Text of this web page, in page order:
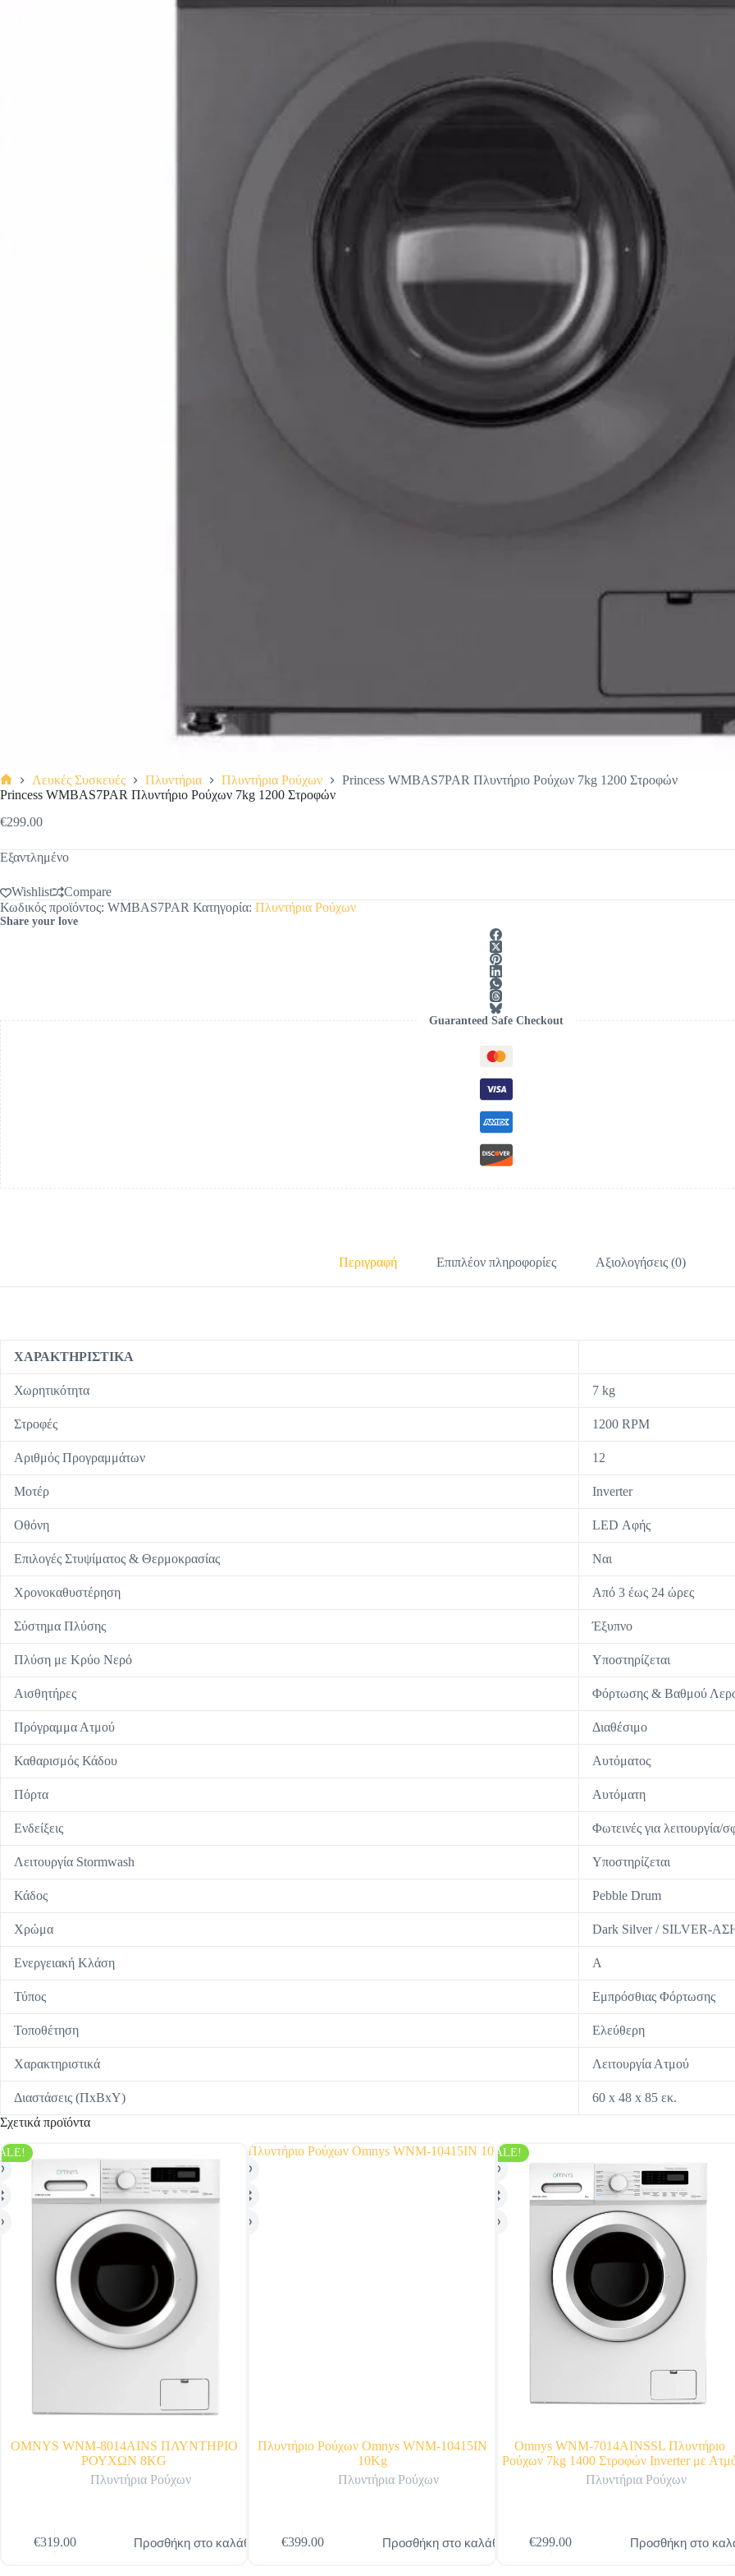
Αρχική
Λευκές Συσκευές Πλυντήρια Πλυντήρια Ρούχων
Princess WMBAS7PAR Πλυντήριο Ρούχων 7kg 1200 Στροφών
Princess WMBAS7PAR Πλυντήριο Ρούχων 7kg 1200 Στροφών
€299.00
Εξαντλημένο
Wishlist
Compare
Κωδικός προϊόντος: WMBAS7PAR Κατηγορία: Πλυντήρια Ρούχων
Share your love
Guaranteed Safe Checkout
Περιγραφή Επιπλέον πληροφορίες Αξιολογήσεις (0)
ΧΑΡΑΚΤΗΡΙΣΤΙΚΑ
Χωρητικότητα 7 kg
Στροφές 1200 RPM
Αριθμός Προγραμμάτων 12
Μοτέρ Inverter
Οθόνη LED Αφής
Επιλογές Στυψίματος & Θερμοκρασίας Ναι
Χρονοκαθυστέρηση Από 3 έως 24 ώρες
Σύστημα Πλύσης Έξυπνο
Πλύση με Κρύο Νερό Υποστηρίζεται
Αισθητήρες Φόρτωσης & Βαθμού
Πρόγραμμα Ατμού Διαθέσιμο
Καθαρισμός Κάδου Αυτόματος
Πόρτα Αυτόματη
Ενδείξεις Φωτεινές για λειτουργία/
Λειτουργία Stormwash Υποστηρίζεται
Κάδος Pebble Drum
Χρώμα Dark Silver / SILVER-
Ενεργειακή Κλάση A
Τύπος Εμπρόσθιας Φόρτωσης
Τοποθέτηση Ελεύθερη
Χαρακτηριστικά Λειτουργία Ατμού
Διαστάσεις (ΠxΒxΥ)
60 x 48 x 85 εκ.
Σχετικά προϊόντα
OMNYS WNM-8014AINS ΠΛΥΝΤΗΡΙΟ
ΡΟΥΧΩΝ 8KG
Πλυντήρια Ρούχων
Original
€319.00
Η
Προσθήκη στο καλάθι
Πλυντήριο Ρούχων Omnys WNM-10415IN
10Kg
Πλυντήρια Ρούχων
€399.00 Προσθήκη στο καλάθι
SALE!
Omnys WNM-7014AINSSL Πλυντήριο
Ρούχων 7kg 1400 Στροφών Inverter με
Πλυντήρια Ρούχων
Original
€299.00
Η
Προσθήκη στο